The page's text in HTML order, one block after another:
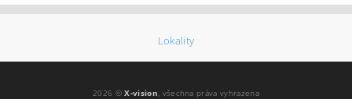
Lokality
2026 ©X-vision, všechna práva vyhrazena